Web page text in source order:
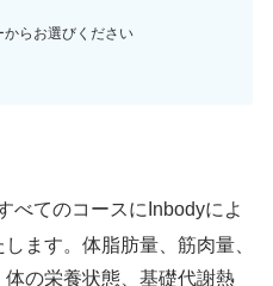
らお選びください
べてのコースにInbodyによ
ます。体脂肪量、筋肉量、
の栄養状態、基礎代謝熱